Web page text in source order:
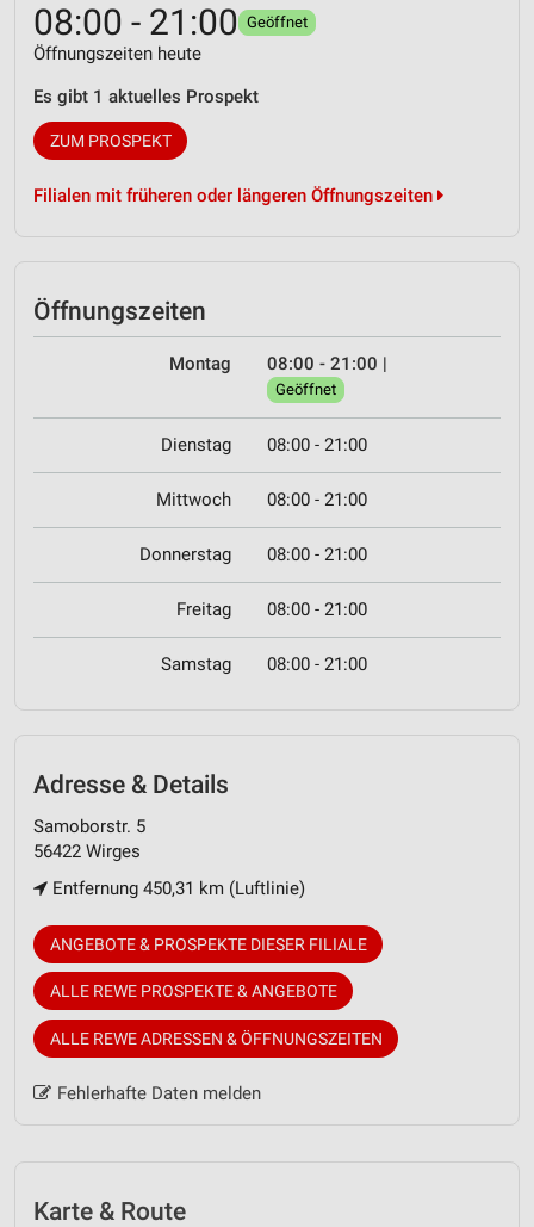
08:00 - 21:00 Geöffnet
Öffnungszeiten heute
Es gibt 1 aktuelles Prospekt
ZUM PROSPEKT
Filialen mit früheren oder längeren Öffnungszeiten
Öffnungszeiten
Montag 08:00 - 21:00 |
Geöffnet
Dienstag 08:00 - 21:00
Mittwoch 08:00 - 21:00
Donnerstag 08:00 - 21:00
Freitag 08:00 - 21:00
Samstag 08:00 - 21:00
Adresse & Details
Samoborstr. 5
56422 Wirges
Entfernung 450,31 km (Luftlinie)
ANGEBOTE & PROSPEKTE DIESER FILIALE
ALLE REWE PROSPEKTE & ANGEBOTE
ALLE REWE ADRESSEN & ÖFFNUNGSZEITEN
Fehlerhafte Daten melden
Karte & Route